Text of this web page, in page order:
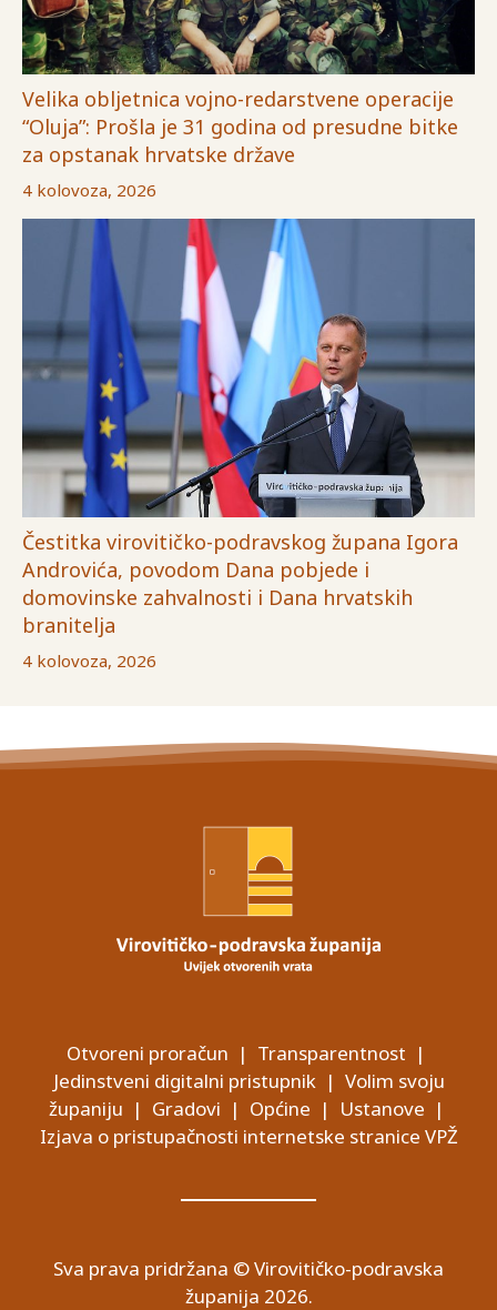
Velika obljetnica vojno-redarstvene operacije
“Oluja”: Prošla je 31 godina od presudne bitke
za opstanak hrvatske države
4 kolovoza, 2026
Čestitka virovitičko-podravskog župana Igora
Androvića, povodom Dana pobjede i
domovinske zahvalnosti i Dana hrvatskih
branitelja
4 kolovoza, 2026
Otvoreni proračun | Transparentnost |
Jedinstveni digitalni pristupnik| Volim svoju
županiju | Gradovi | Općine | Ustanove |
Izjava o pristupačnosti internetske stranice VPŽ
Sva prava pridržana © Virovitičko-podravska
županija 2026.